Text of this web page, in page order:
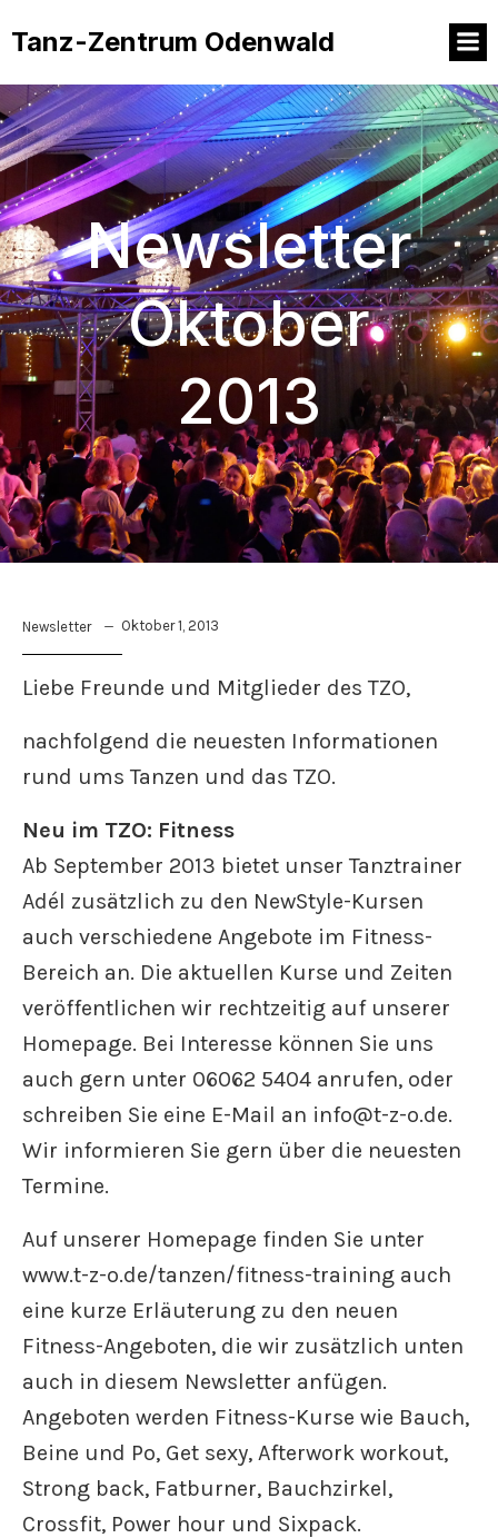
Tanz-Zentrum Odenwald
Newsletter
Oktober
2013
Newsletter Oktober 1, 2013
Liebe Freunde und Mitglieder des TZO,
nachfolgend die neuesten Informationen
rund ums Tanzen und das TZO.
Neu im TZO: Fitness
Ab September 2013 bietet unser Tanztrainer
Adél zusätzlich zu den NewStyle-Kursen
auch verschiedene Angebote im Fitness-
Bereich an. Die aktuellen Kurse und Zeiten
veröffentlichen wir rechtzeitig auf unserer
Homepage. Bei Interesse können Sie uns
auch gern unter 06062 5404 anrufen, oder
schreiben Sie eine E-Mail an info@t-z-o.de.
Wir informieren Sie gern über die neuesten
Termine.
Auf unserer Homepage finden Sie unter
www.t-z-o.de/tanzen/fitness-training auch
eine kurze Erläuterung zu den neuen
Fitness-Angeboten, die wir zusätzlich unten
auch in diesem Newsletter anfügen.
Angeboten werden Fitness-Kurse wie Bauch,
Beine und Po, Get sexy, Afterwork workout,
Strong back, Fatburner, Bauchzirkel,
Crossfit, Power hour und Sixpack.